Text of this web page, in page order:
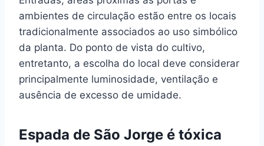
ambientes de circulação estão entre os locais
tradicionalmente associados ao uso simbólico
da planta. Do ponto de vista do cultivo,
entretanto, a escolha do local deve considerar
principalmente luminosidade, ventilação e
ausência de excesso de umidade.
Espada de São Jorge é tóxica